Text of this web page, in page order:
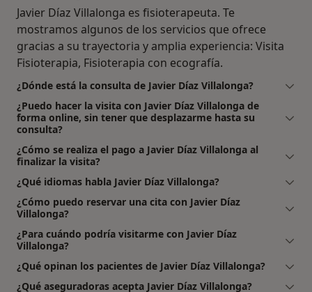
Javier Díaz Villalonga es fisioterapeuta. Te
mostramos algunos de los servicios que ofrece
gracias a su trayectoria y amplia experiencia: Visita
Fisioterapia, Fisioterapia con ecografía.
¿Dónde está la consulta de Javier Díaz Villalonga?
¿Puedo hacer la visita con Javier Díaz Villalonga de
forma online, sin tener que desplazarme hasta su
consulta?
¿Cómo se realiza el pago a Javier Díaz Villalonga al
finalizar la visita?
¿Qué idiomas habla Javier Díaz Villalonga?
¿Cómo puedo reservar una cita con Javier Díaz
Villalonga?
¿Para cuándo podría visitarme con Javier Díaz
Villalonga?
¿Qué opinan los pacientes de Javier Díaz Villalonga?
¿Qué aseguradoras acepta Javier Díaz Villalonga?